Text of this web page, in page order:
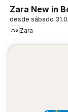
Zara New in
desde sábado
Zara